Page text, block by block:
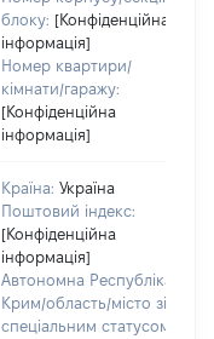
блоку: [Конфіденційна
інформація]
Номер квартири/
кімнати/гаражу:
[Конфіденційна
інформація]
Країна: Україна
Поштовий індекс:
[Конфіденційна
інформація]
Автономна Республіка
Крим/область/місто зі
спеціальним статусом: